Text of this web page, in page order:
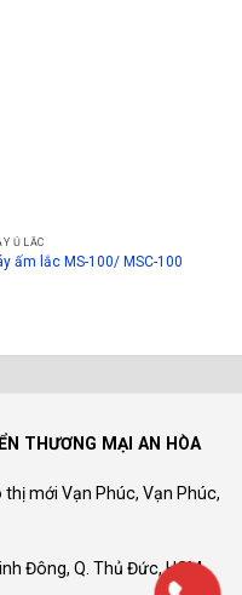
Ủ LẮC
ấm lắc MS-100/ MSC-100
THƯƠNG MẠI AN HÒA
thị mới Vạn Phúc, Vạn Phúc,
Đông, Q. Thủ Đức, HCM